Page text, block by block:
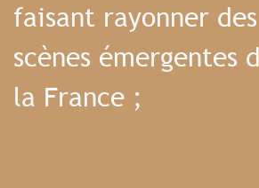
faisant rayonner des
scènes émergentes
la France ;